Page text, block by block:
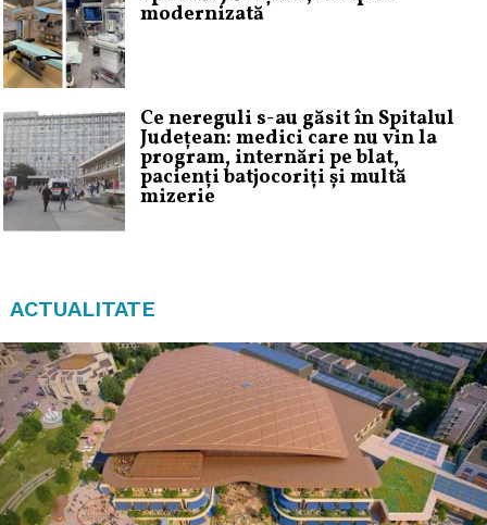
modernizată
Ce nereguli s-au găsit în Spitalul
Județean: medici care nu vin la
program, internări pe blat,
pacienți batjocoriți și multă
mizerie
ACTUALITATE